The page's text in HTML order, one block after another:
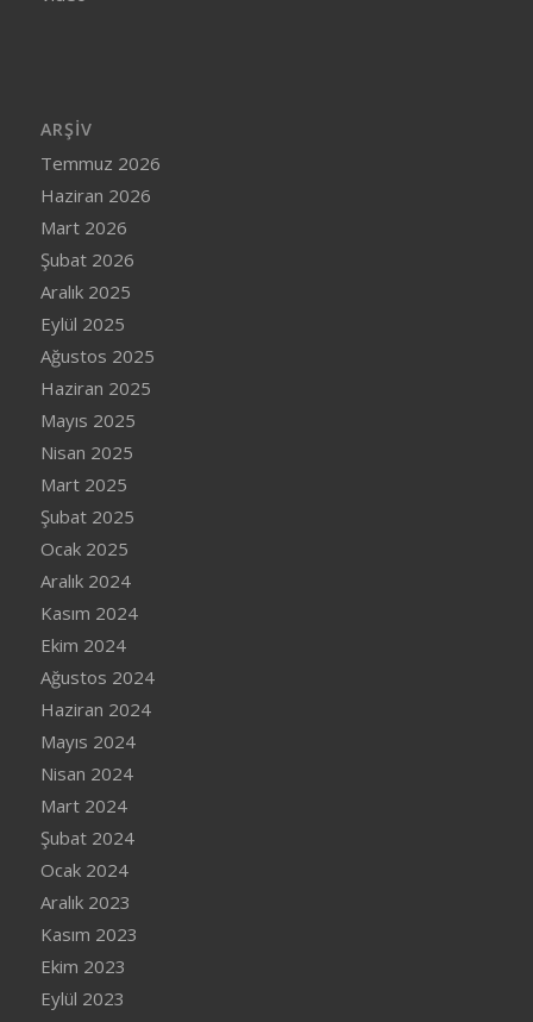
ARŞIV
Temmuz 2026
Haziran 2026
Mart 2026
Şubat 2026
Aralık 2025
Eylül 2025
Ağustos 2025
Haziran 2025
Mayıs 2025
Nisan 2025
Mart 2025
Şubat 2025
Ocak 2025
Aralık 2024
Kasım 2024
Ekim 2024
Ağustos 2024
Haziran 2024
Mayıs 2024
Nisan 2024
Mart 2024
Şubat 2024
Ocak 2024
Aralık 2023
Kasım 2023
Ekim 2023
Eylül 2023